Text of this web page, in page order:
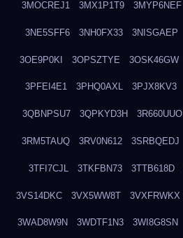
3MOCREJ1 3MX1P1T9 3MYP6NEF
3NE5SFF6 3NH0FX33 3NISGAEP
3OE9P0KI 3OPSZTYE 3OSK46GW
3PFEI4E1 3PHQ0AXL 3PJX8KV3
3QBNPSU7 3QPKYD3H 3R660UUO
3RM5TAUQ 3RV0N612 3SRBQEDJ
3TFI7CJL 3TKFBN73 3TTB618D
3VS14DKC 3VX5WW8T 3VXFRWKX
3WAD8W9N 3WDTF1N3 3WI8G8SN